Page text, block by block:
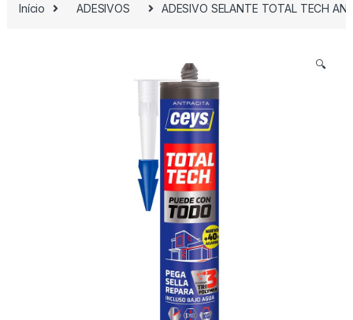
Início ADESIVOS ADESIVO SELANTE TOTAL TECH
🔍